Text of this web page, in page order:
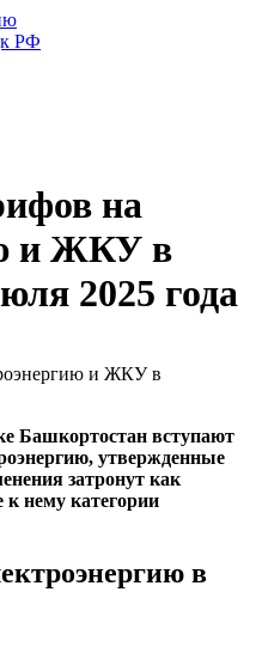
РФ
на
и ЖКУ в
2025 года
Башкортостан вступают
утвержденные
затронут как
к нему категории
в